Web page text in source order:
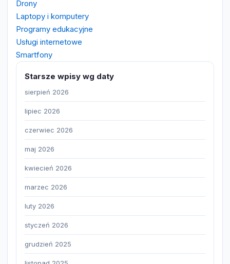
Drony
Laptopy i komputery
Programy edukacyjne
Usługi internetowe
Smartfony
Starsze wpisy wg daty
sierpień 2026
lipiec 2026
czerwiec 2026
maj 2026
kwiecień 2026
marzec 2026
luty 2026
styczeń 2026
grudzień 2025